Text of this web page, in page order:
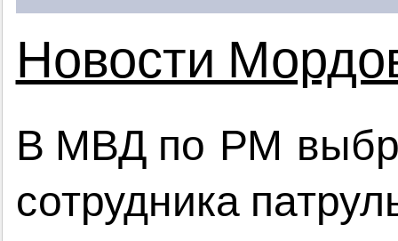
Новости
В МВД по РМ
сотрудника